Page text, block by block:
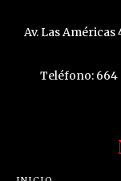
Av. Las Américas
Teléfono: 664